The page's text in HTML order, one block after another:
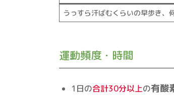
うっすら汗ばむくらいの早歩き、
運動頻度・時間
1日の合計30分以上の有酸